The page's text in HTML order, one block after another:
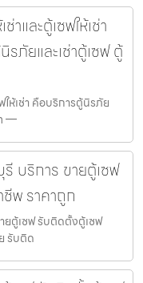
และตู้เซฟให้เช่า
ภัยและเช่าตู้เซฟ ตู้
ห้เช่า คือบริการตู้นิรภัย
—
บริการ ขายตู้เซฟ
พ ราคาถูก
ยตู้เซฟ รับติดตั้งตู้เซฟ
รับติด